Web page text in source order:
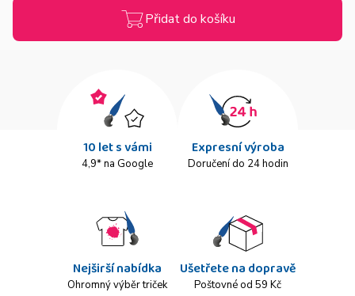
Přidat do košíku
10 let s vámi
4,9* na Google
Expresní výroba
Doručení do 24 hodin
Nejširší nabídka
Ohromný výběr triček
Ušetřete na dopravě
Poštovné od 59 Kč